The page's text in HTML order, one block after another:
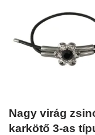
Nagy virág
karkötő 3-as